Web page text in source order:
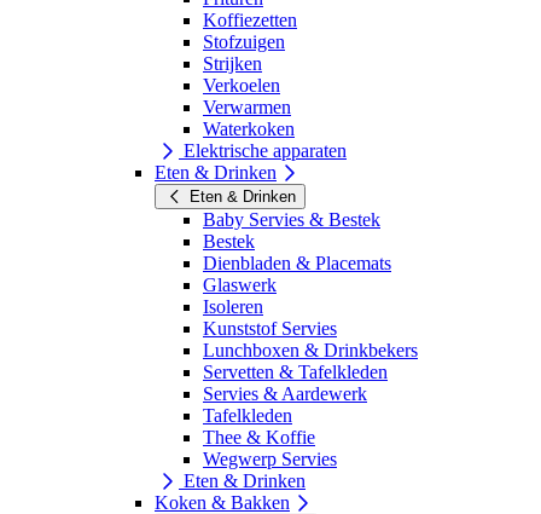
Koffiezetten
Stofzuigen
Strijken
Verkoelen
Verwarmen
Waterkoken
Elektrische apparaten
Eten & Drinken
Eten & Drinken
Baby Servies & Bestek
Bestek
Dienbladen & Placemats
Glaswerk
Isoleren
Kunststof Servies
Lunchboxen & Drinkbekers
Servetten & Tafelkleden
Servies & Aardewerk
Tafelkleden
Thee & Koffie
Wegwerp Servies
Eten & Drinken
Koken & Bakken